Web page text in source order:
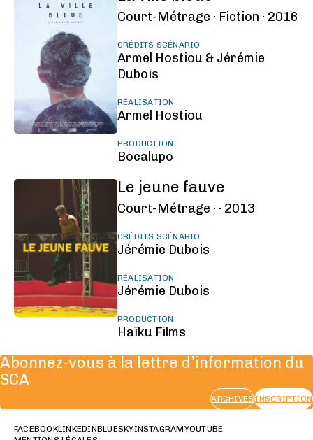
Court-Métrage · Fiction · 2016
CRÉDITS SCÉNARIO
Armel Hostiou & Jérémie
Dubois
RÉALISATION
Armel Hostiou
PRODUCTION
Bocalupo
Le jeune fauve
Court-Métrage · · 2013
CRÉDITS SCÉNARIO
Jérémie Dubois
RÉALISATION
Jérémie Dubois
PRODUCTION
Haïku Films
Abonnez-vous à la lettre d’information du
SCA
ARCHIVESINSCRIPTION
FACEBOOKLINKEDINBLUESKYINSTAGRAMYOUTUBE